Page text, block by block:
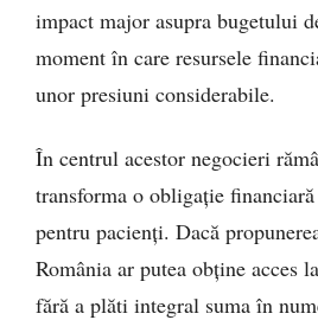
impact major asupra bugetului
moment în care resursele
unor presiuni considerabile.
În centrul acestor negocieri
transforma o obligație
pentru pacienți. Dacă
România ar putea obține acces
fără a plăti integral suma în